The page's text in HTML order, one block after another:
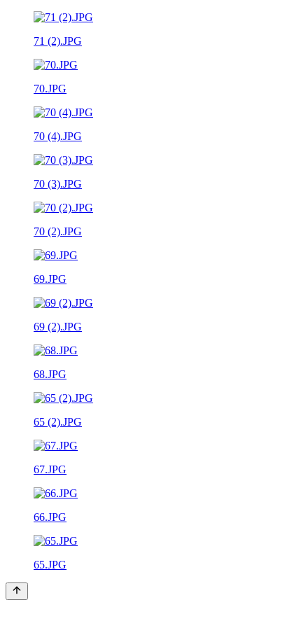
71 (2).JPG
70.JPG
70 (4).JPG
70 (3).JPG
70 (2).JPG
69.JPG
69 (2).JPG
68.JPG
65 (2).JPG
67.JPG
66.JPG
65.JPG